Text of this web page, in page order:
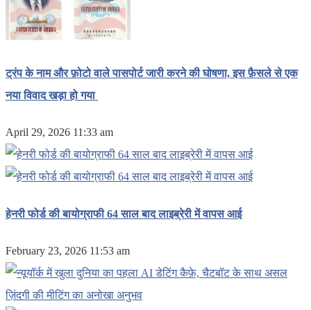
ट्रंप के नाम और फ़ोटो वाले पासपोर्ट जारी करने की घोषणा, इस फ़ैसले से एक
नया विवाद खड़ा हो गया
April 29, 2026 11:33 am
हेनरी फोर्ड की बायोग्राफी 64 साल बाद लाइब्रेरी में वापस आई
February 23, 2026 11:53 am